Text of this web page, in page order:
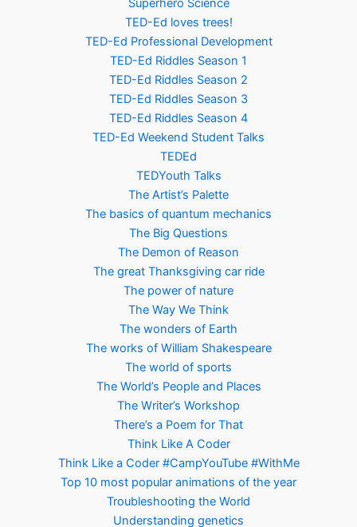
Superhero Science
TED-Ed loves trees!
TED-Ed Professional Development
TED-Ed Riddles Season 1
TED-Ed Riddles Season 2
TED-Ed Riddles Season 3
TED-Ed Riddles Season 4
TED-Ed Weekend Student Talks
TEDEd
TEDYouth Talks
The Artist’s Palette
The basics of quantum mechanics
The Big Questions
The Demon of Reason
The great Thanksgiving car ride
The power of nature
The Way We Think
The wonders of Earth
The works of William Shakespeare
The world of sports
The World’s People and Places
The Writer’s Workshop
There’s a Poem for That
Think Like A Coder
Think Like a Coder #CampYouTube #WithMe
Top 10 most popular animations of the year
Troubleshooting the World
Understanding genetics